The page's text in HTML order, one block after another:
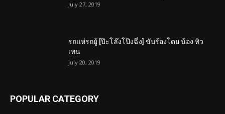
July 27, 2019
รถแห่รถยู้ [ป๊ะโล๊งโป๊งฉึ่ง] ขับร้องโดย น้อง ทิว
เทน
July 20, 2019
POPULAR CATEGORY